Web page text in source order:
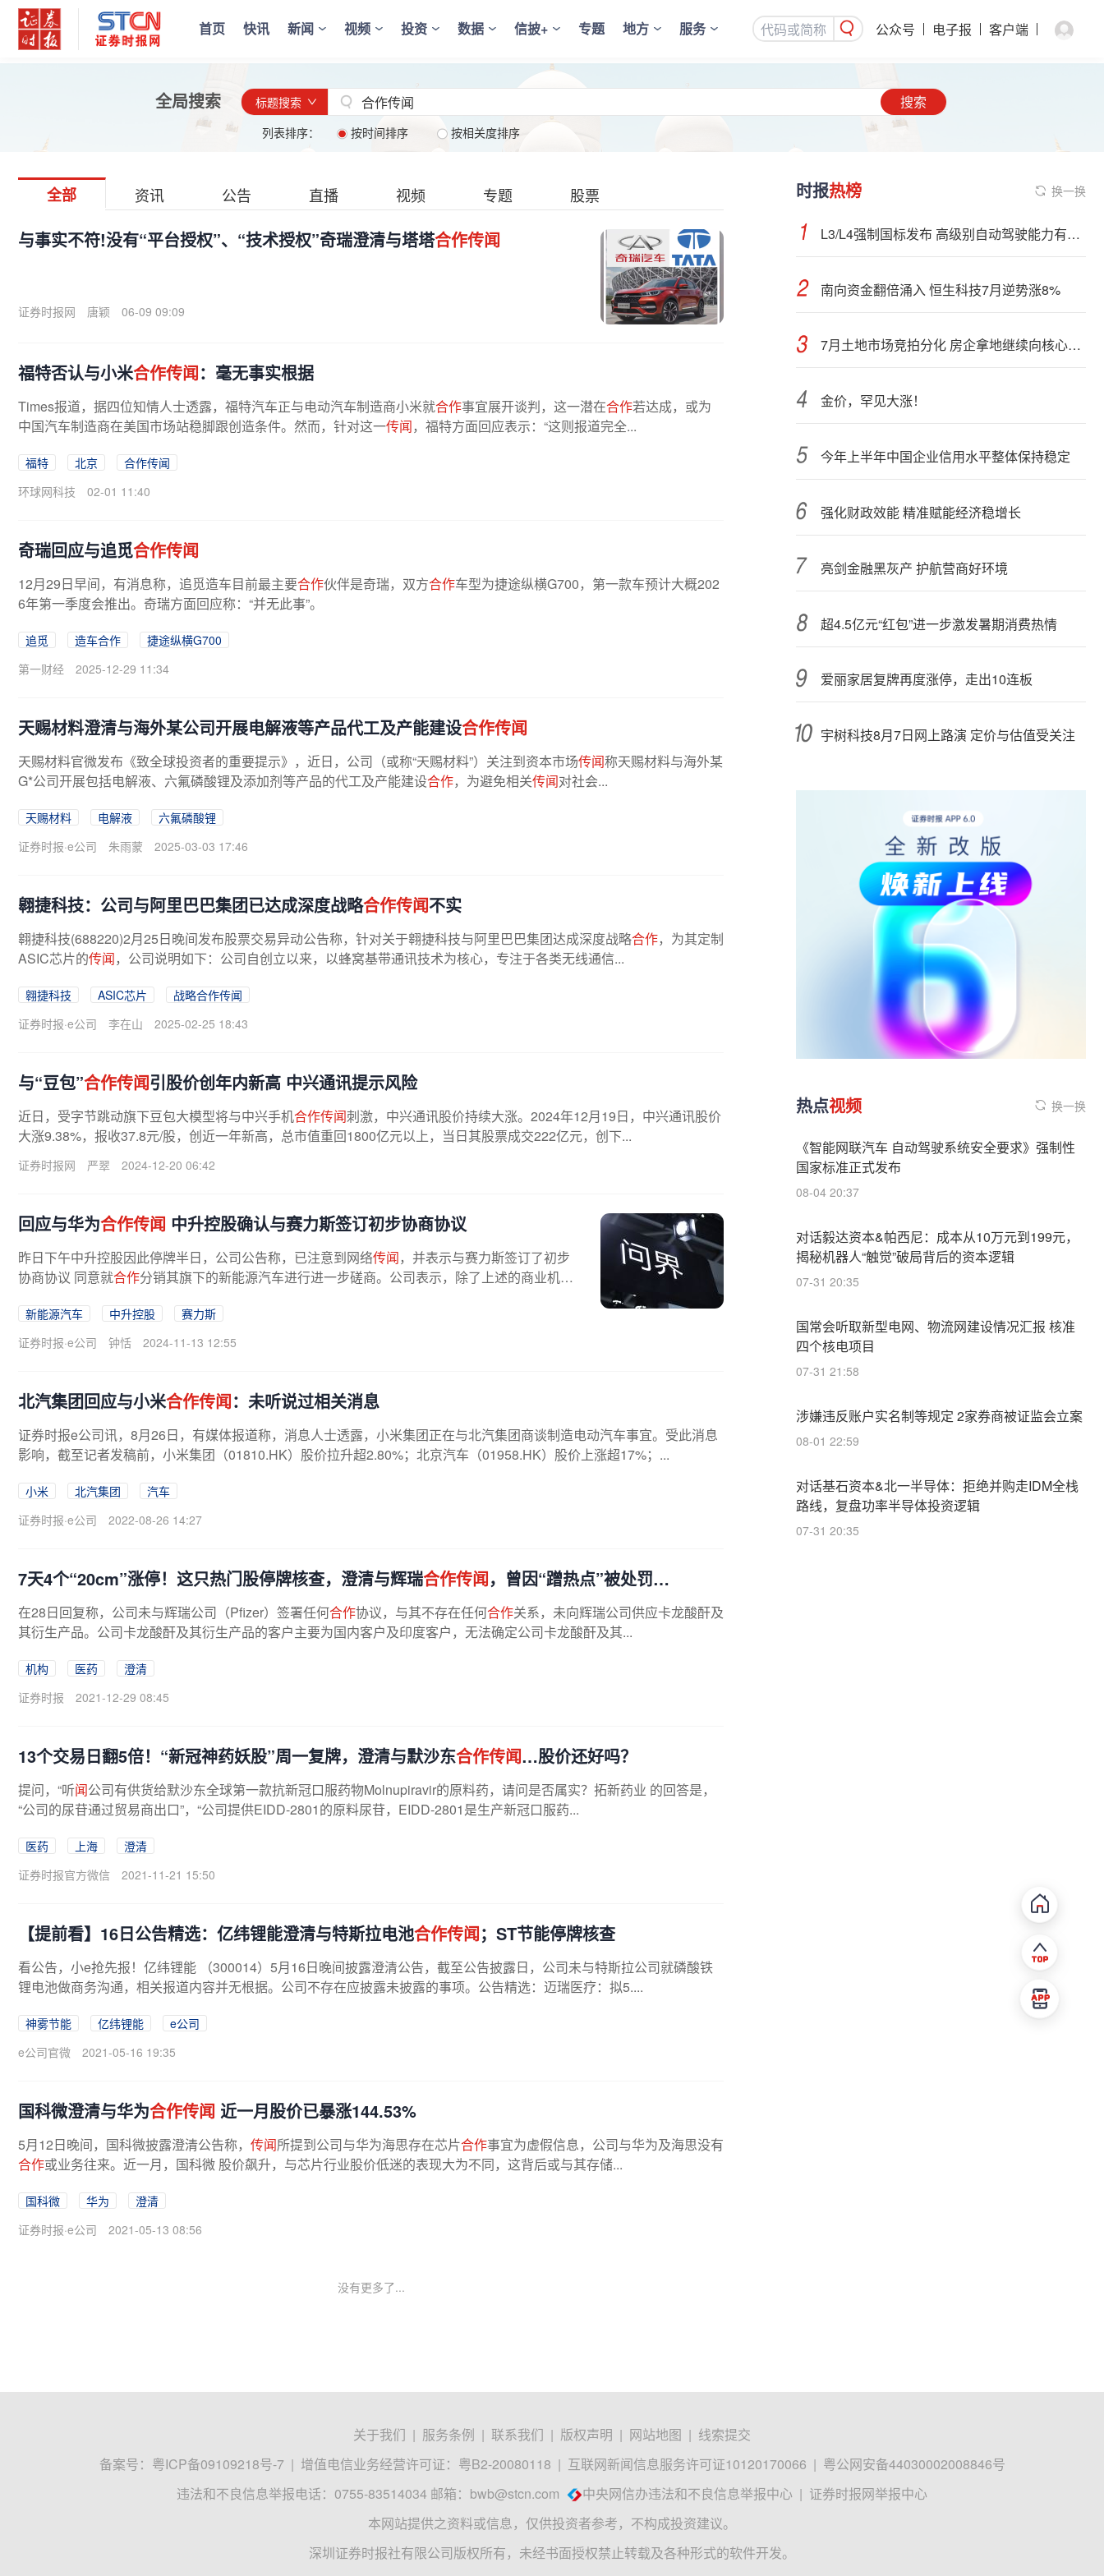
首页 快讯 新闻 视频 投资 数据 信披+ 专题 地方 服务 公众号 电子报 客户端
全局搜索 标题搜索 搜索
列表排序： 按时间排序 按相关度排序
全部 资讯 公告 直播 视频 专题 股票
与事实不符!没有“平台授权”、“技术授权”奇瑞澄清与塔塔合作传闻
证券时报网 唐颖 06-09 09:09
福特否认与小米合作传闻：毫无事实根据
Times报道，据四位知情人士透露，福特汽车正与电动汽车制造商小米就合作事宜展开谈判，这一潜在合作若达成，或为
中国汽车制造商在美国市场站稳脚跟创造条件。然而，针对这一传闻，福特方面回应表示：“这则报道完全...
福特 北京
合作传闻
环球网科技
02-01 11:40
奇瑞回应与追觅合作传闻
12月29日早间，有消息称，追觅造车目前最主要合作伙伴是奇瑞，双方合作车型为捷途纵横G700，第一款车预计大概202
6年第一季度会推出。奇瑞方面回应称：“并无此事”。
追觅 造车合作
捷途纵横G700
第一财经
2025-12-29 11:34
天赐材料澄清与海外某公司开展电解液等产品代工及产能建设合作传闻
天赐材料官微发布《致全球投资者的重要提示》，近日，公司（或称“天赐材料”）关注到资本市场传闻称天赐材料与海外某
G*公司开展包括电解液、六氟磷酸锂及添加剂等产品的代工及产能建设合作，为避免相关传闻对社会...
天赐材料 电解液
六氟磷酸锂
证券时报·e公司
朱雨蒙 2025-03-03 17:46
翱捷科技：公司与阿里巴巴集团已达成深度战略合作传闻不实
翱捷科技(688220)2月25日晚间发布股票交易异动公告称，针对关于翱捷科技与阿里巴巴集团达成深度战略合作，为其定制
ASIC芯片的传闻，公司说明如下：公司自创立以来，以蜂窝基带通讯技术为核心，专注于各类无线通信...
翱捷科技 ASIC芯片
战略合作传闻
证券时报·e公司
李在山 2025-02-25 18:43
与“豆包”合作传闻引股价创年内新高 中兴通讯提示风险
近日，受字节跳动旗下豆包大模型将与中兴手机合作传闻刺激，中兴通讯股价持续大涨。2024年12月19日，中兴通讯股价
大涨9.38%，报收37.8元/股，创近一年新高，总市值重回1800亿元以上，当日其股票成交222亿元，创下...
证券时报网 严翠 2024-12-20 06:42
回应与华为合作传闻 中升控股确认与赛力斯签订初步协商协议
昨日下午中升控股因此停牌半日，公司公告称，已注意到网络传闻，并表示与赛力斯签订了初步
协商协议 同意就合作分销其旗下的新能源汽车进行进一步磋商。公司表示，除了上述的商业机会
新能源汽车 中升控股
赛力斯
证券时报·e公司
钟恬 2024-11-13 12:55
北汽集团回应与小米合作传闻：未听说过相关消息
证券时报e公司讯，8月26日，有媒体报道称，消息人士透露，小米集团正在与北汽集团商谈制造电动汽车事宜。受此消息
影响，截至记者发稿前，小米集团（01810.HK）股价拉升超2.80%；北京汽车（01958.HK）股价上涨超17%；...
小米 北汽集团
汽车
证券时报·e公司
2022-08-26 14:27
7天4个“20cm”涨停！这只热门股停牌核查，澄清与辉瑞合作传闻，曾因“蹭热点”被处罚…
在28日回复称，公司未与辉瑞公司（Pfizer）签署任何合作协议，与其不存在任何合作关系，未向辉瑞公司供应卡龙酸酐及
其衍生产品。公司卡龙酸酐及其衍生产品的客户主要为国内客户及印度客户，无法确定公司卡龙酸酐及其...
机构 医药
澄清
证券时报
2021-12-29 08:45
13个交易日翻5倍！“新冠神药妖股”周一复牌，澄清与默沙东合作传闻…股价还好吗？
提问，“听闻公司有供货给默沙东全球第一款抗新冠口服药物Molnupiravir的原料药，请问是否属实？拓新药业 的回答是，
“公司的尿苷通过贸易商出口”，“公司提供EIDD-2801的原料尿苷，EIDD-2801是生产新冠口服药...
医药 上海
澄清
证券时报官方微信
2021-11-21 15:50
【提前看】16日公告精选：亿纬锂能澄清与特斯拉电池合作传闻；ST节能停牌核查
看公告，小e抢先报！亿纬锂能 （300014）5月16日晚间披露澄清公告，截至公告披露日，公司未与特斯拉公司就磷酸铁
锂电池做商务沟通，相关报道内容并无根据。公司不存在应披露未披露的事项。公告精选：迈瑞医疗：拟5....
神雾节能 亿纬锂能
e公司
e公司官微
2021-05-16 19:35
国科微澄清与华为合作传闻 近一月股价已暴涨144.53%
5月12日晚间，国科微披露澄清公告称， 传闻所提到公司与华为海思存在芯片合作事宜为虚假信息，公司与华为及海思没有
合作或业务往来。近一月，国科微 股价飙升，与芯片行业股价低迷的表现大为不同，这背后或与其存储...
国科微 华为
澄清
证券时报·e公司
2021-05-13 08:56
没有更多了...
时报热榜 换一换
L3/L4强制国标发布 高级别自动驾驶能力有望看齐“老司机”
南向资金翻倍涌入 恒生科技7月逆势涨8%
7月土地市场竞拍分化 房企拿地继续向核心城市聚集
金价，罕见大涨！
今年上半年中国企业信用水平整体保持稳定
强化财政效能 精准赋能经济稳增长
亮剑金融黑灰产 护航营商好环境
超4.5亿元“红包”进一步激发暑期消费热情
爱丽家居复牌再度涨停，走出10连板
宇树科技8月7日网上路演 定价与估值受关注
热点视频 换一换
《智能网联汽车 自动驾驶系统安全要求》强制性
国家标准正式发布
08-04 20:37
对话毅达资本&帕西尼：成本从10万元到199元，
揭秘机器人“触觉”破局背后的资本逻辑
07-31 20:35
国常会听取新型电网、物流网建设情况汇报 核准
四个核电项目
07-31 21:58
涉嫌违反账户实名制等规定 2家券商被证监会立案
08-01 22:59
对话基石资本&北一半导体：拒绝并购走IDM全栈
路线，复盘功率半导体投资逻辑
07-31 20:35
关于我们 | 服务条例 | 联系我们 | 版权声明 | 网站地图 | 线索提交
备案号： 粤ICP备09109218号-7 | 增值电信业务经营许可证：粤B2-20080118 | 互联网新闻信息服务许可证10120170066 | 粤公网安备44030002008846号
违法和不良信息举报电话：0755-83514034 邮箱： bwb@stcn.com 中央网信办违法和不良信息举报中心 | 证券时报网举报中心
本网站提供之资料或信息，仅供投资者参考，不构成投资建议。
深圳证券时报社有限公司版权所有，未经书面授权禁止转载及各种形式的软件开发。